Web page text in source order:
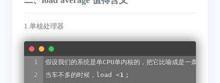
1.单核处理器
假设我们的系统是单CPU单内核的，把它比喻成是一条单向马
当车不多的时候，load <1；